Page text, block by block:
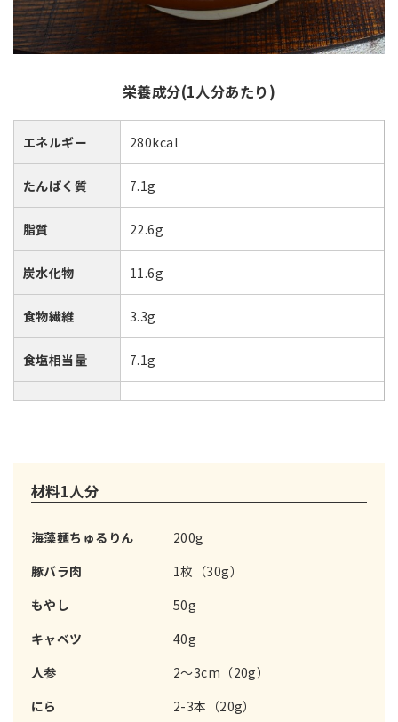
栄養成分(1人分あたり)
エネルギー 280kcal
たんぱく質 7.1g
脂質 22.6g
炭水化物 11.6g
食物繊維 3.3g
食塩相当量 7.1g
材料1人分
海藻麺ちゅるりん
200g
豚バラ肉
1枚（30g）
もやし
50g
キャベツ
40g
人参
2～3cm（20g）
にら
2-3本（20g）